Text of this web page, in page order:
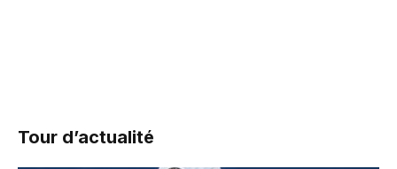
Tour d’actualité